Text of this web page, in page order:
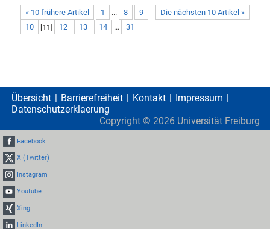
« 10 frühere Artikel Die nächsten 10 Artikel »
1 ... 8
9
10
[11] 12 13 14 ... 31
Übersicht Barrierefreiheit Kontakt
Impressum
Datenschutzerklaerung
Copyright © 2026 Universität Freiburg
Facebook
X (Twitter)
Instagram
Youtube
Xing
LinkedIn